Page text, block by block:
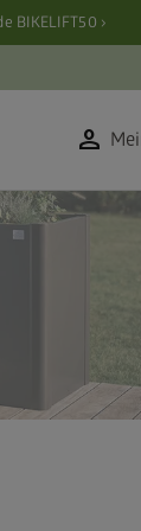
BIKELIFT50 ›
person